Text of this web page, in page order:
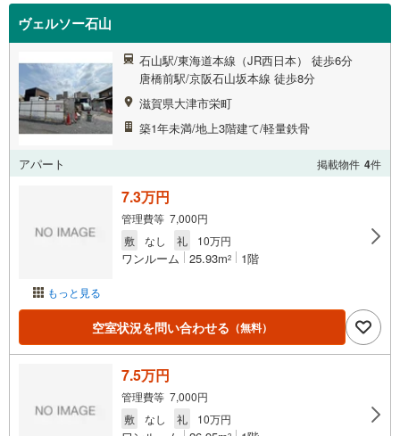
ヴェルソー石山
石山駅/東海道本線（JR西日本） 徒歩6分
唐橋前駅/京阪石山坂本線 徒歩8分
滋賀県大津市栄町
築1年未満/地上3階建て/軽量鉄骨
アパート 掲載物件 4件
もっと見る
7.3万円
管理費等 7,000円
敷
なし 礼 10万円
ワンルーム 25.93m2 1階
空室状況を問い合わせる （無料）
7.5万円
管理費等 7,000円
敷
なし 礼 10万円